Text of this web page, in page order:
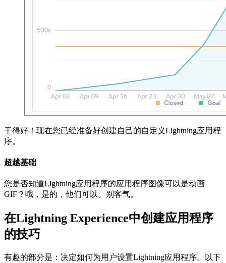
干得好！现在您已经准备好创建自己的自定义Lightning应用程
序。
超越基础
您是否知道Lightning应用程序的应用程序图像可以是动画
GIF？哦，是的，他们可以。别客气。
在Lightning Experience中创建应用程序
的技巧
有趣的部分是：决定如何为用户设置Lightning应用程序。以下